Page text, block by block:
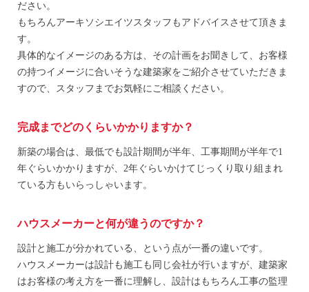
ださい。
もちろんアーキソシエイツスタッフもアドバイスさせて頂きま
す。
具体的なイメージのある方は、その計画をお聞きして、お客様
の持つイメージに合いそうな建築家をご紹介させていただきま
すので、スタッフまでお気軽にご相談ください。
完成までどのくらいかかりますか？
新築の場合は、最低でも設計期間が半年、工事期間が半年で1
年ぐらいかかりますが、2年ぐらいかけてじっくり取り組まれ
ている方もいらっしゃいます。
ハウスメーカーと何が違うのですか？
設計と施工が分かれている、という点が一番の違いです。
ハウスメーカーは設計も施工も同じ会社が行いますが、建築家
はお客様の考え方を一番に理解し、設計はもちろん工事の監理